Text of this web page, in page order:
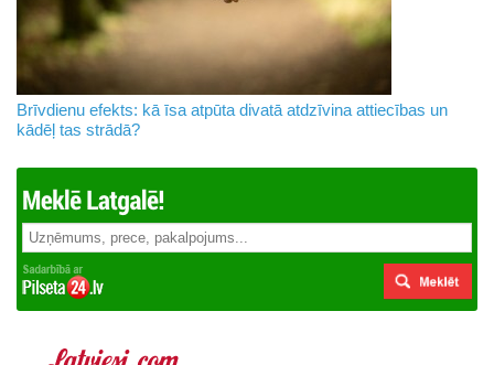
Brīvdienu efekts: kā īsa atpūta divatā atdzīvina attiecības un
kādēļ tas strādā?